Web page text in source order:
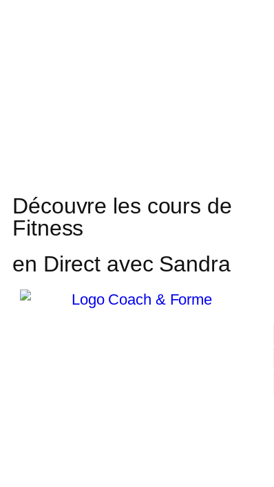
Découvre les cours de
Fitness
en Direct avec Sandra